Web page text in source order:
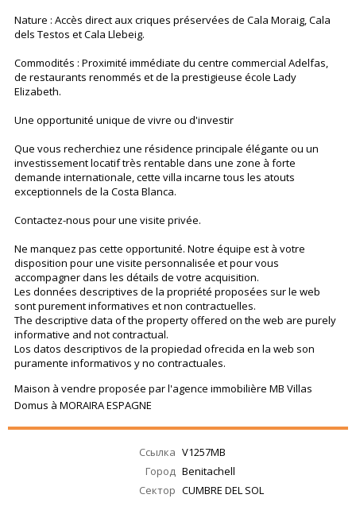
Nature : Accès direct aux criques préservées de Cala Moraig, Cala
dels Testos et Cala Llebeig.
Commodités : Proximité immédiate du centre commercial Adelfas,
de restaurants renommés et de la prestigieuse école Lady
Elizabeth.
Une opportunité unique de vivre ou d'investir
Que vous recherchiez une résidence principale élégante ou un
investissement locatif très rentable dans une zone à forte
demande internationale, cette villa incarne tous les atouts
exceptionnels de la Costa Blanca.
Contactez-nous pour une visite privée.
Ne manquez pas cette opportunité. Notre équipe est à votre
disposition pour une visite personnalisée et pour vous
accompagner dans les détails de votre acquisition.
Les données descriptives de la propriété proposées sur le web
sont purement informatives et non contractuelles.
The descriptive data of the property offered on the web are purely
informative and not contractual.
Los datos descriptivos de la propiedad ofrecida en la web son
puramente informativos y no contractuales.
Maison à vendre proposée par l'agence immobilière MB Villas
Domus à MORAIRA ESPAGNE
Ссылка V1257MB
Город Benitachell
Сектор CUMBRE DEL SOL